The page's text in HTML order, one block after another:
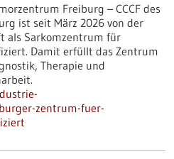
Freiburg – CCCF des
ist seit März 2026 von der
als Sarkomzentrum für
Damit erfüllt das Zentrum
Therapie und
zentrum-fuer-